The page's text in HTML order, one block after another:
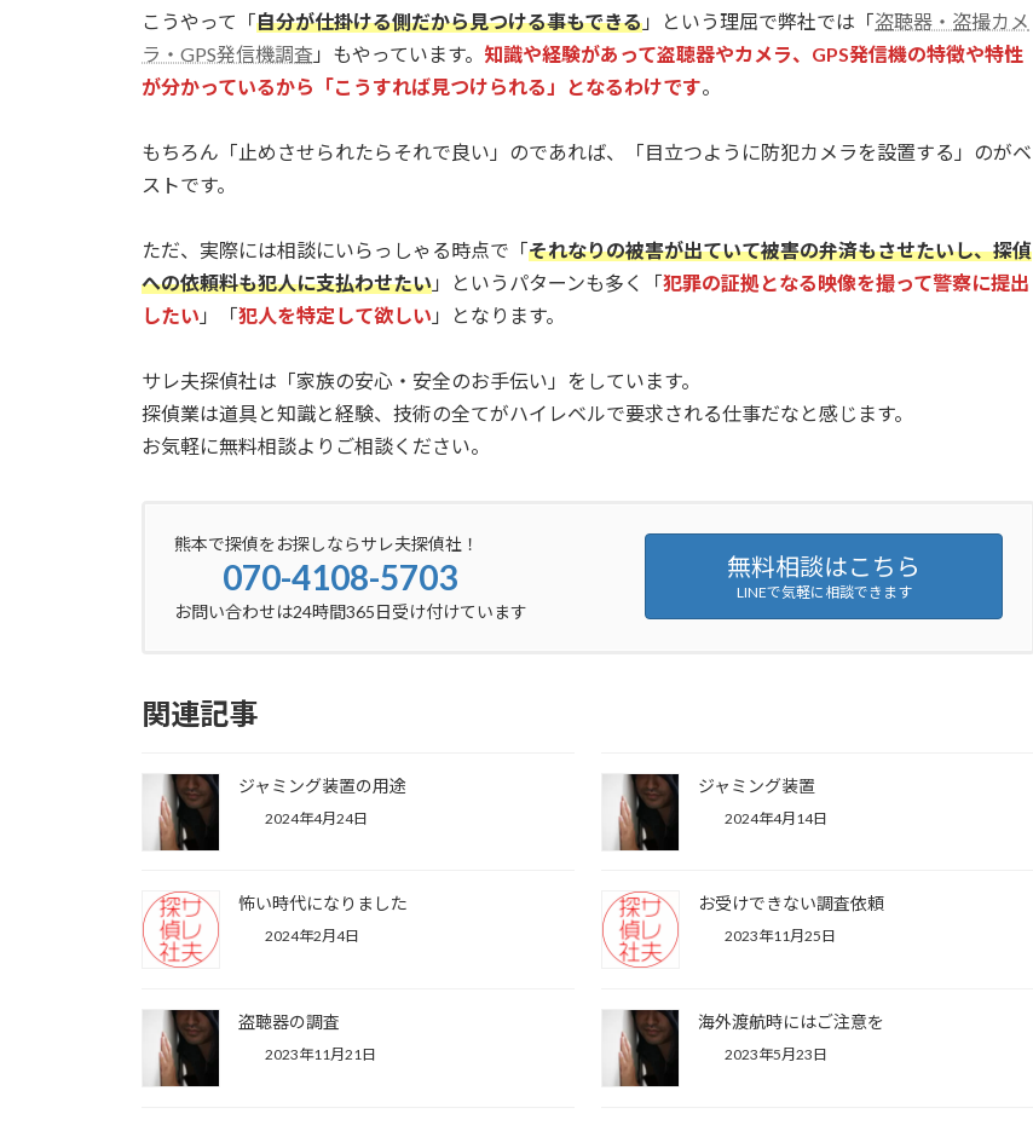
こうやって「自分が仕掛ける側だから見つける事もできる 」という理屈で弊社では「盗聴器・盗撮カメ
ラ・GPS発信機調査 」もやっています。 知識や経験があって盗聴器やカメラ、GPS発信機の特徴や特性
が分かっているから「こうすれば見つけられる」となるわけです。
もちろん「止めさせられたらそれで良い」のであれば、「目立つように防犯カメラを設置する」のがベ
ストです。
ただ、実際には相談にいらっしゃる時点で「それなりの被害が出ていて被害の弁済もさせたいし、探偵
への依頼料も犯人に支払わせたい 」というパターンも多く「犯罪の証拠となる映像を撮って警察に提出
したい 」「犯人を特定して欲しい 」となります。
サレ夫探偵社は「家族の安心・安全のお手伝い」をしています。
探偵業は道具と知識と経験、技術の全てがハイレベルで要求される仕事だなと感じます。
お気軽に無料相談よりご相談ください。
熊本で探偵をお探しならサレ夫探偵社！
070-4108-5703
お問い合わせは24時間365日受け付けています
無料相談はこちら
LINEで気軽に相談できます
関連記事
ジャミング装置の用途
2024年4月24日
ジャミング装置
2024年4月14日
怖い時代になりました
2024年2月4日
お受けできない調査依頼
2023年11月25日
盗聴器の調査
2023年11月21日
海外渡航時にはご注意を
2023年5月23日